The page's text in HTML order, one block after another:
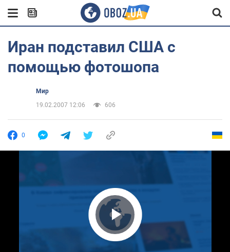
Иран подставил США с
помощью фотошопа
Мир
19.02.2007 12:06
606
0
Play Video